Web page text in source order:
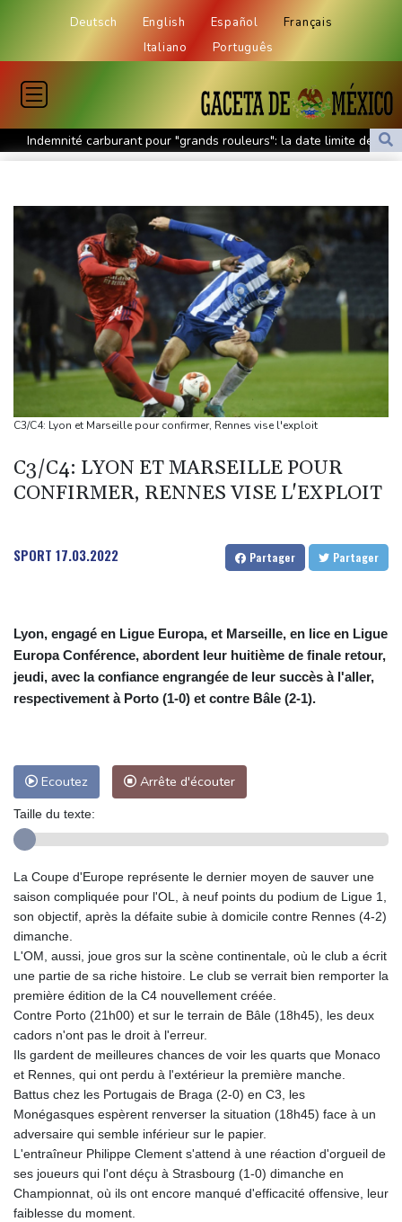
Deutsch English Español
Français
Italiano
Português
Indemnité carburant pour "grands rouleurs": la date limite de
dépôt reportée à fin août
psychologique de la reconstruction mammaire
Amazon fait construire au Texas une immense centrale à gaz
pour ses centres de données
Présidentielle: Gabriel Attal porte plainte, dénonçant une
ingérence russe
Nocturne et amatrice de café: une nouvelle espèce de grenouille
découverte au Costa Rica
Colombie: le président de la Espriella promet de combattre "sans
répit" le narcotrafic
violences sur deux femmes
Colombie: le président de la Espriella promet de combattre "sans
La justice bloque à nouveau la salle de bal de Trump, qui va
C3/C4: Lyon et Marseille pour confirmer, Rennes vise l'exploit
C3/C4: LYON ET MARSEILLE POUR
CONFIRMER, RENNES VISE L'EXPLOIT
SPORT 17.03.2022 Partager Partager
Lyon, engagé en Ligue Europa, et Marseille, en lice en Ligue
Europa Conférence, abordent leur huitième de finale retour,
jeudi, avec la confiance engrangée de leur succès à l'aller,
respectivement à Porto (1-0) et contre Bâle (2-1).
Ecoutez Arrête d'écouter
Taille du texte:
La Coupe d'Europe représente le dernier moyen de sauver une
saison compliquée pour l'OL, à neuf points du podium de Ligue 1,
son objectif, après la défaite subie à domicile contre Rennes (4-2)
dimanche.
L'OM, aussi, joue gros sur la scène continentale, où le club a écrit
une partie de sa riche histoire. Le club se verrait bien remporter la
première édition de la C4 nouvellement créée.
Contre Porto (21h00) et sur le terrain de Bâle (18h45), les deux
cadors n'ont pas le droit à l'erreur.
Ils gardent de meilleures chances de voir les quarts que Monaco
et Rennes, qui ont perdu à l'extérieur la première manche.
Battus chez les Portugais de Braga (2-0) en C3, les
Monégasques espèrent renverser la situation (18h45) face à un
adversaire qui semble inférieur sur le papier.
L'entraîneur Philippe Clement s'attend à une réaction d'orgueil de
ses joueurs qui l'ont déçu à Strasbourg (1-0) dimanche en
Championnat, où ils ont encore manqué d'efficacité offensive, leur
faiblesse du moment.